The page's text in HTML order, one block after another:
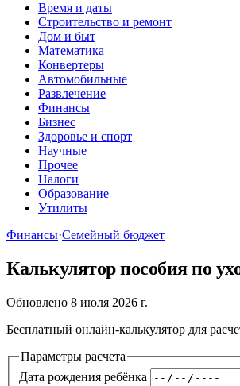
Время и даты
Строительство и ремонт
Дом и быт
Математика
Конвертеры
Автомобильные
Развлечение
Финансы
Бизнес
Здоровье и спорт
Научные
Прочее
Налоги
Образование
Утилиты
Финансы·Семейный бюджет
Калькулятор пособия по
Обновлено 8 июля 2026 г.
Бесплатный онлайн-калькулятор для
Параметры расчета
Дата рождения ребёнка